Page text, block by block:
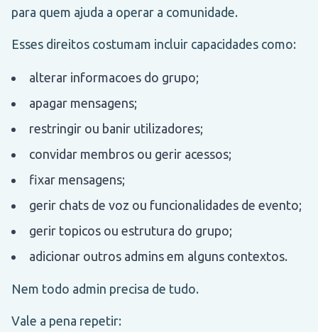
para quem ajuda a operar a comunidade.
Esses direitos costumam incluir capacidades como:
alterar informacoes do grupo;
apagar mensagens;
restringir ou banir utilizadores;
convidar membros ou gerir acessos;
fixar mensagens;
gerir chats de voz ou funcionalidades de evento;
gerir topicos ou estrutura do grupo;
adicionar outros admins em alguns contextos.
Nem todo admin precisa de tudo.
Vale a pena repetir: